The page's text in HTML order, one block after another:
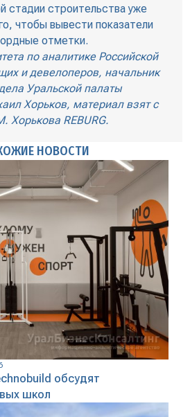
стадии строительства уже
чтобы вывести показатели
отметки.
по аналитике Российской
и девелоперов, начальник
Уральской палаты
Хорьков, материал взят с
Хорькова REBURG.
НОВОСТИ
обсудят
школ